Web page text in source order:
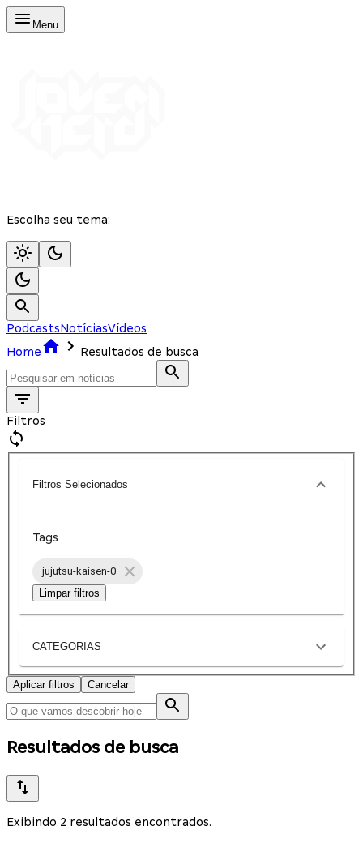
Menu
Escolha seu tema:
PodcastsNotíciasVídeos
Home
Resultados de busca
Filtros
Filtros Selecionados
Tags
jujutsu-kaisen-0
Limpar filtros
CATEGORIAS
Aplicar filtros Cancelar
Resultados de busca
Exibindo 2 resultados encontrados.